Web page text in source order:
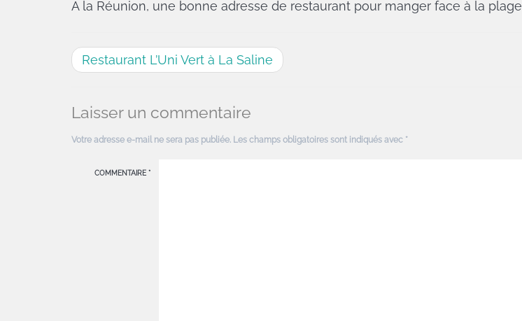
A la Réunion, une bonne adresse de restaurant pour manger face à la plage
Restaurant L’Uni Vert à La Saline
Laisser un commentaire
Votre adresse e-mail ne sera pas publiée. Les champs obligatoires sont indiqués avec *
COMMENTAIRE *